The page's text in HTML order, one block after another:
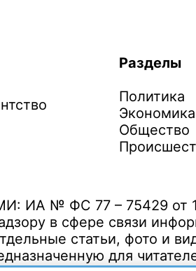
Разделы
Политика
Экономика
Общество
ИА № ФС 77 – 75429 от
в сфере связи
статьи, фото и
для